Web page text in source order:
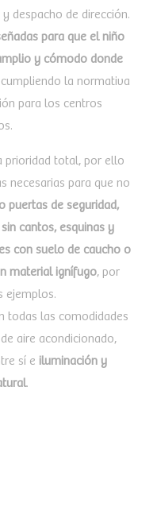
despacho de dirección.
para que el niño
y cómodo donde
cumpliendo la normativa
para los centros
prioridad total, por ello
necesarias para que no
puertas de seguridad,
cantos, esquinas y
con suelo de caucho o
material ignífugo, por
ejemplos.
todas las comodidades
aire acondicionado,
sí e iluminación y
.